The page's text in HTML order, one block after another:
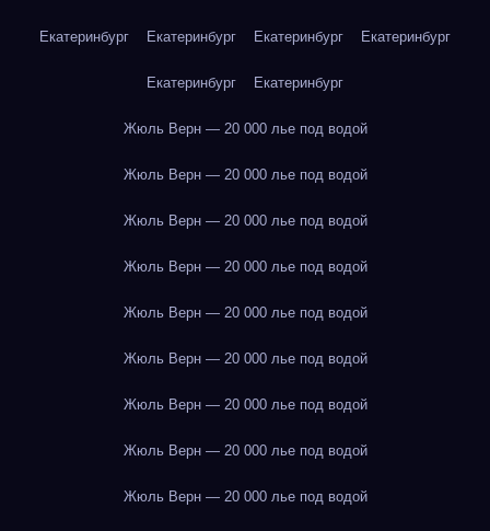
Екатеринбург Екатеринбург Екатеринбург Екатеринбург
Екатеринбург Екатеринбург
Жюль Верн — 20 000 лье под водой
Жюль Верн — 20 000 лье под водой
Жюль Верн — 20 000 лье под водой
Жюль Верн — 20 000 лье под водой
Жюль Верн — 20 000 лье под водой
Жюль Верн — 20 000 лье под водой
Жюль Верн — 20 000 лье под водой
Жюль Верн — 20 000 лье под водой
Жюль Верн — 20 000 лье под водой